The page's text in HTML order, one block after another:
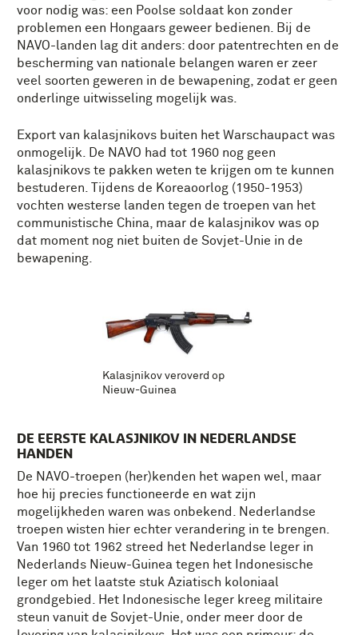
voor nodig was: een Poolse soldaat kon zonder
problemen een Hongaars geweer bedienen. Bij de
NAVO-landen lag dit anders: door patentrechten en de
bescherming van nationale belangen waren er zeer
veel soorten geweren in de bewapening, zodat er geen
onderlinge uitwisseling mogelijk was.
Export van kalasjnikovs buiten het Warschaupact was
onmogelijk. De NAVO had tot 1960 nog geen
kalasjnikovs te pakken weten te krijgen om te kunnen
bestuderen. Tijdens de Koreaoorlog (1950-1953)
vochten westerse landen tegen de troepen van het
communistische China, maar de kalasjnikov was op
dat moment nog niet buiten de Sovjet-Unie in de
bewapening.
Kalasjnikov veroverd op
Nieuw-Guinea
DE EERSTE KALASJNIKOV IN NEDERLANDSE
HANDEN
De NAVO-troepen (her)kenden het wapen wel, maar
hoe hij precies functioneerde en wat zijn
mogelijkheden waren was onbekend. Nederlandse
troepen wisten hier echter verandering in te brengen.
Van 1960 tot 1962 streed het Nederlandse leger in
Nederlands Nieuw-Guinea tegen het Indonesische
leger om het laatste stuk Aziatisch koloniaal
grondgebied. Het Indonesische leger kreeg militaire
steun vanuit de Sovjet-Unie, onder meer door de